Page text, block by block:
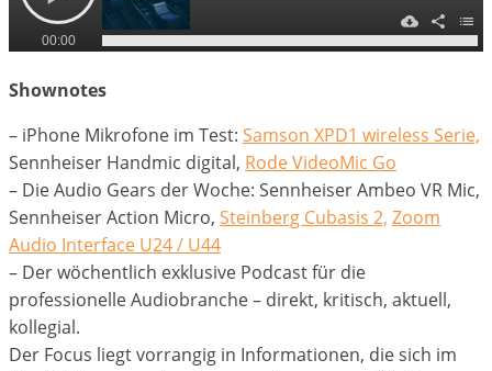
Shownotes
– iPhone Mikrofone im Test: Samson XPD1 wireless Serie,
Sennheiser Handmic digital, Rode VideoMic Go
– Die Audio Gears der Woche: Sennheiser Ambeo VR Mic,
Sennheiser Action Micro, Steinberg Cubasis 2, Zoom
Audio Interface U24 / U44
– Der wöchentlich exklusive Podcast für die
professionelle Audiobranche – direkt, kritisch, aktuell,
kollegial.
Der Focus liegt vorrangig in Informationen, die sich im